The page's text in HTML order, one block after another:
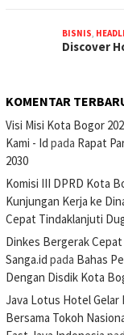
BISNIS,
Discover
KOMENTAR
Visi Misi Kota Bogor
Kami - Id pada Rapat
2030
Komisi III DPRD Kota
Kunjungan Kerja ke
Cepat Tindaklanjuti
Dinkes Bergerak
Sanga.id pada Bahas
Dengan Disdik Kota
Java Lotus Hotel Gelar
Bersama Tokoh